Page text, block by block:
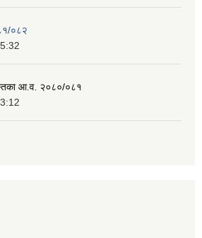
०८२
आ.व. २०८०/०८१